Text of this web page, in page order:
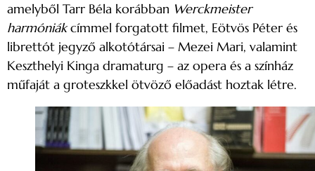
amelyből Tarr Béla korábban Werckmeister
harmóniákcímmel forgatott filmet, Eötvös Péter és
librettót jegyző alkotótársai – Mezei Mari, valamint
Keszthelyi Kinga dramaturg – az opera és a színház
műfaját a groteszkkel ötvöző előadást hoztak létre.